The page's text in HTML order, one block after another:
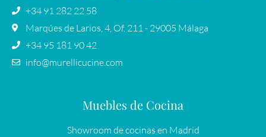
+34 91 282 22 58
Marqúes de Larios, 4, Of. 211 - 29005 Málaga
+34 95 181 90 42
info@murellicucine.com
Muebles de Cocina
Showroom de cocinas en Madrid